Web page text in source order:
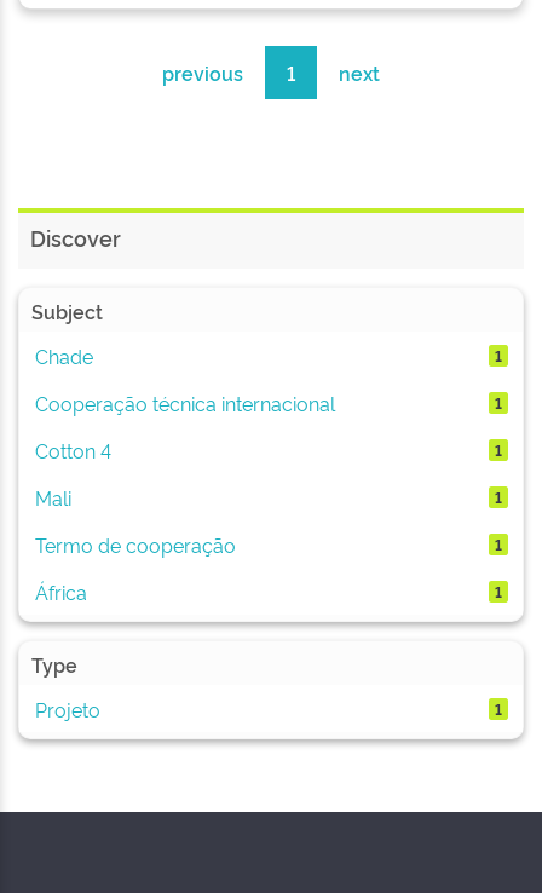
previous 1 next
Discover
Subject
Chade
1
Cooperação técnica internacional 1
Cotton 4 1
Mali 1
Termo de cooperação 1
África 1
Type
Projeto
1